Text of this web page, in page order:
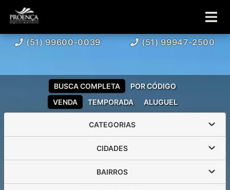
(51) 99600-0039 (51) 99947-2500
VENDA TEMPORADA ALUGUEL
BUSCA COMPLETA POR CÓDIGO
CATEGORIAS
CIDADES
BAIRROS